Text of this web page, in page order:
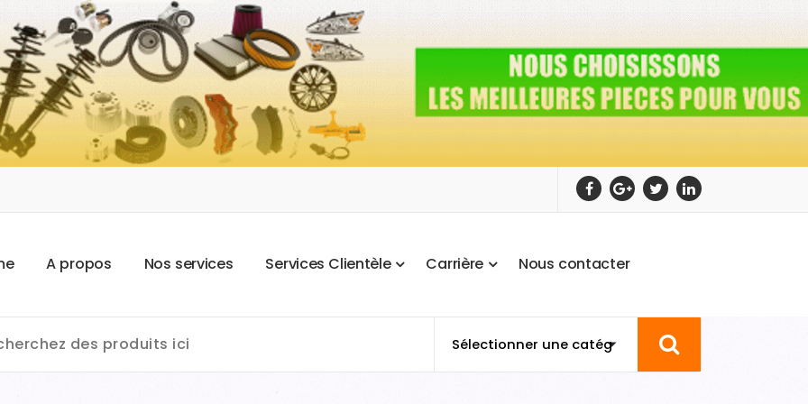
e A propos Nos services Services Clientèle Carrière Nous contacter